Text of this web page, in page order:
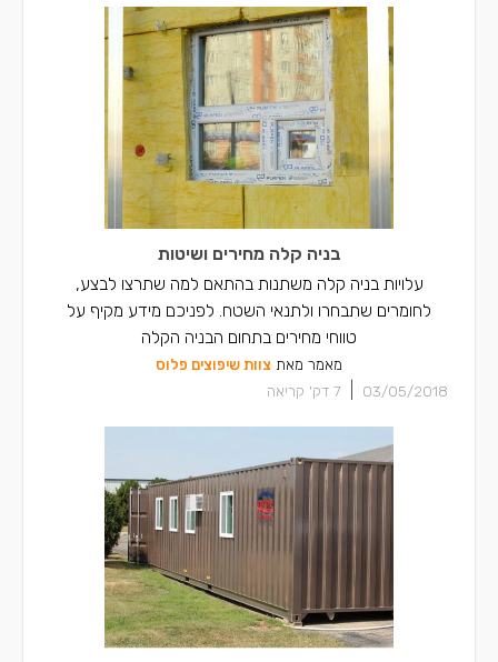
קבלני בניה קלה בבית שאן
קבלני בניה קלה בנצרת
קבלני בניה קלה בקריית חיים
קבלני בניה קלה בשפרעם
קבלני בניה קלה בסח'נין
קבלני בניה קלה בדאלית אל-כרמל
קבלני בניה קלה בכאבול
קבלני בניה קלה באעבלין
קבלני בניה קלה ברכסים
קבלני בניה קלה בחצור הגלילית
בניה קלה מחירים ושיטות
עלויות בניה קלה משתנות בהתאם למה שתרצו לבצע,
לחומרים שתבחרו ולתנאי השטח. לפניכם מידע מקיף על
טווחי מחירים בתחום הבניה הקלה
מאמר מאת צוות שיפוצים פלוס
03/05/2018
7 דק' קריאה